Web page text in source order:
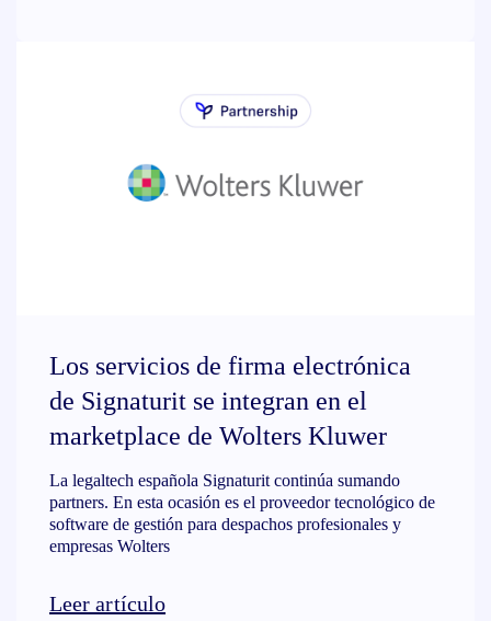
Los servicios de firma electrónica
de Signaturit se integran en el
marketplace de Wolters Kluwer
La legaltech española Signaturit continúa sumando
partners. En esta ocasión es el proveedor tecnológico de
software de gestión para despachos profesionales y
empresas Wolters
Leer artículo